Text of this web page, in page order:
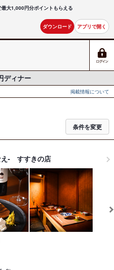
最大1,000円分ポイントもらえる
ダウンロード アプリで開く
ディナー
掲載情報について
条件を変更
え- すすきの店